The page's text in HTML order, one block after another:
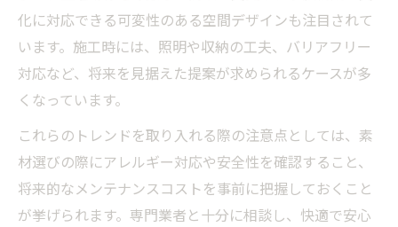
化に対応できる可変性のある空間デザインも注目されて
います。施工時には、照明や収納の工夫、バリアフリー
対応など、将来を見据えた提案が求められるケースが多
くなっています。
これらのトレンドを取り入れる際の注意点としては、素
材選びの際にアレルギー対応や安全性を確認すること、
将来的なメンテナンスコストを事前に把握しておくこと
が挙げられます。専門業者と十分に相談し、快適で安心